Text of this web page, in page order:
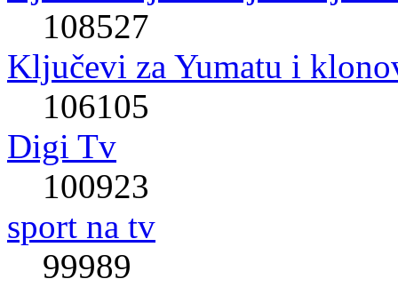
108527
Ključevi za Yumatu i
106105
Digi Tv
100923
sport na tv
99989